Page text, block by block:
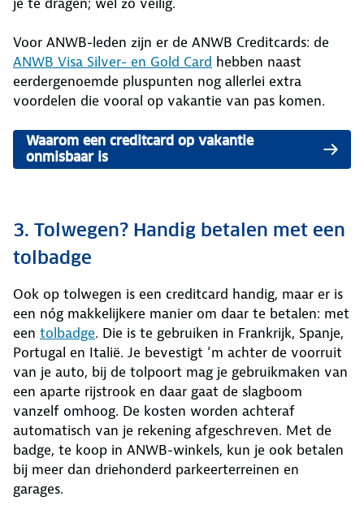
je te dragen; wel zo veilig.
Voor ANWB-leden zijn er de ANWB Creditcards: de
ANWB Visa Silver- en Gold Card hebben naast
eerdergenoemde pluspunten nog allerlei extra
voordelen die vooral op vakantie van pas komen.
Waarom een creditcard op vakantie
onmisbaar is
3. Tolwegen? Handig betalen met een
tolbadge
Ook op tolwegen is een creditcard handig, maar er is
een nóg makkelijkere manier om daar te betalen: met
een tolbadge. Die is te gebruiken in Frankrijk, Spanje,
Portugal en Italië. Je bevestigt ’m achter de voorruit
van je auto, bij de tolpoort mag je gebruikmaken van
een aparte rijstrook en daar gaat de slagboom
vanzelf omhoog. De kosten worden achteraf
automatisch van je rekening afgeschreven. Met de
badge, te koop in ANWB-winkels, kun je ook betalen
bij meer dan driehonderd parkeerterreinen en
garages.